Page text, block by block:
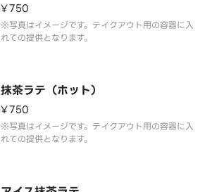
¥750
※写真はイメージです。テイクアウト用の容器に入
れての提供となります。
抹茶ラテ（ホット）
¥750
※写真はイメージです。テイクアウト用の容器に入
れての提供となります。